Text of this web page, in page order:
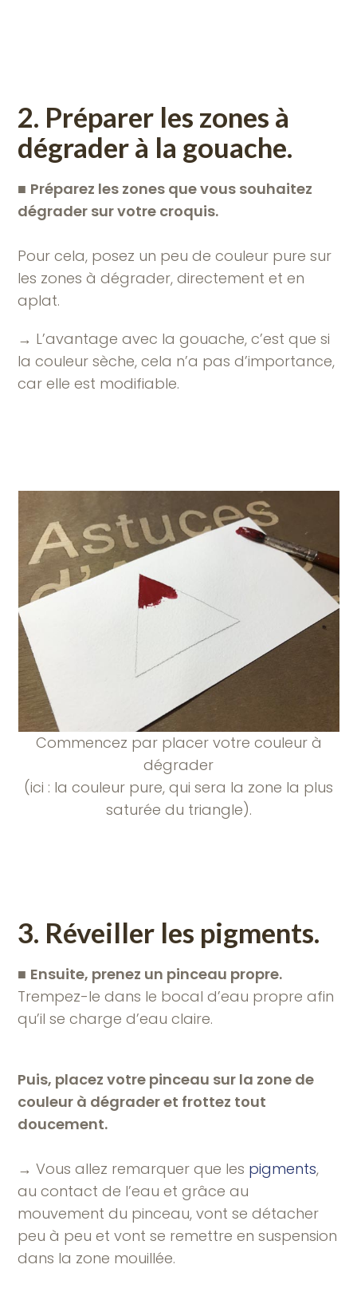
2. Préparer les zones à
dégrader à la gouache.
■ Préparez les zones que vous souhaitez
dégrader sur votre croquis.
Pour cela, posez un peu de couleur pure sur
les zones à dégrader, directement et en
aplat.
→ L’avantage avec la gouache, c’est que si
la couleur sèche, cela n’a pas d’importance,
car elle est modifiable.
Commencez par placer votre couleur à
dégrader
(ici : la couleur pure, qui sera la zone la plus
saturée du triangle).
3. Réveiller les pigments.
■ Ensuite, prenez un pinceau propre.
Trempez-le dans le bocal d’eau propre afin
qu’il se charge d’eau claire.
Puis, placez votre pinceau sur la zone de
couleur à dégrader et frottez tout
doucement.
→ Vous allez remarquer que les pigments,
au contact de l’eau et grâce au
mouvement du pinceau, vont se détacher
peu à peu et vont se remettre en suspension
dans la zone mouillée.